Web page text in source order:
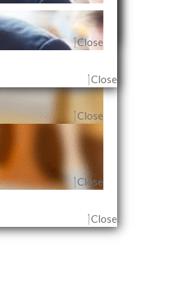
Close
Close
Close
Close
Close
Close